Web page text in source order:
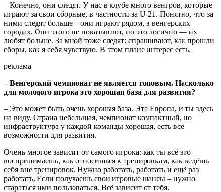
– Конечно, они следят. У нас в клубе много венгров, которые
играют за свои сборные, в частности за U-21. Понятно, что за
ними следят больше – они играют рядом, в венгерских
городах. Они этого не показывают, но это логично — их
любят больше. За мной тоже следят: спрашивают, как прошли
сборы, как я себя чувствую. В этом плане интерес есть.
реклама
– Венгерский чемпионат не является топовым. Насколько
для молодого игрока это хорошая база для развития?
– Это может быть очень хорошая база. Это Европа, и ты здесь
на виду. Страна небольшая, чемпионат компактный, но
инфраструктура у каждой команды хорошая, есть все
возможности для развития.
Очень многое зависит от самого игрока: как ты всё это
воспринимаешь, как относишься к тренировкам, как ведёшь
себя вне тренировок. Нужно работать, работать и ещё раз
работать. Если получаешь свои игровые шансы – нужно
стараться ими пользоваться. Всё зависит от тебя.